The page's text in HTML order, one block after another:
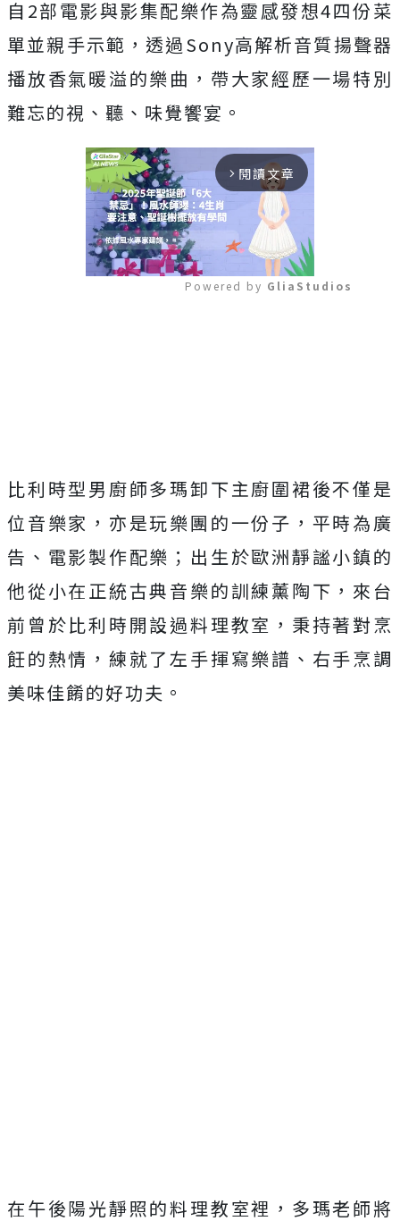
自2部電影與影集配樂作為靈感發想4四份菜
單並親手示範，透過Sony高解析音質揚聲器
播放香氣暖溢的樂曲，帶大家經歷一場特別
難忘的視、聽、味覺饗宴。
arrow_forward_ios 閱讀文章
Powered by GliaStudios
比利時型男廚師多瑪卸下主廚圍裙後不僅是
位音樂家，亦是玩樂團的一份子，平時為廣
告、電影製作配樂；出生於歐洲靜謐小鎮的
他從小在正統古典音樂的訓練薰陶下，來台
前曾於比利時開設過料理教室，秉持著對烹
飪的熱情，練就了左手揮寫樂譜、右手烹調
美味佳餚的好功夫。
在午後陽光靜照的料理教室裡，多瑪老師將